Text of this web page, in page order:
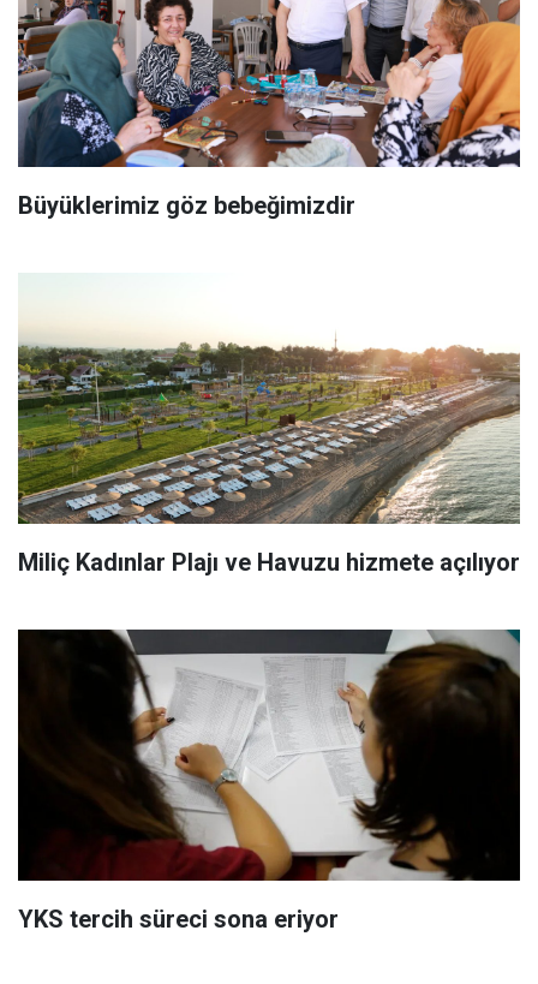
Büyüklerimiz göz bebeğimizdir
Miliç Kadınlar Plajı ve Havuzu hizmete açılıyor
YKS tercih süreci sona eriyor